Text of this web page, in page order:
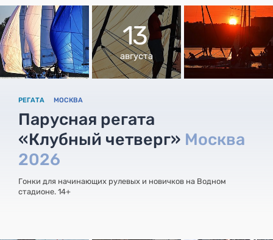
13
августа
РЕГАТА МОСКВА
Парусная регата
«Клубный четверг» Москва
2026
Гонки для начинающих рулевых и новичков на Водном
стадионе. 14+